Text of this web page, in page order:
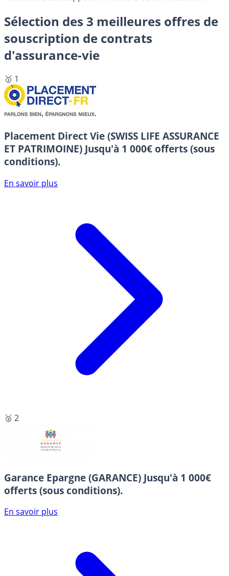
Sélection des 3 meilleures offres de
souscription de contrats
d'assurance-vie
🥇 1
Placement Direct Vie (SWISS LIFE ASSURANCE
ET PATRIMOINE) Jusqu'à 1 000€ offerts (sous
conditions).
En savoir plus
🥈 2
Garance Epargne (GARANCE) Jusqu'à 1 000€
offerts (sous conditions).
En savoir plus